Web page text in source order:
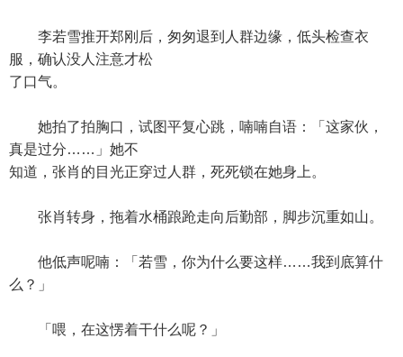
李若雪推开郑刚后，匆匆退到人群边缘，低头检查衣
服，确认没人注意才松
了口气。
她拍了拍胸口，试图平复心跳，喃喃自语：「这家伙，
真是过分……」她不
知道，张肖的目光正穿过人群，死死锁在她身上。
张肖转身，拖着水桶踉跄走向后勤部，脚步沉重如山。
他低声呢喃：「若雪，你为什么要这样……我到底算什
么？」
「喂，在这愣着干什么呢？」